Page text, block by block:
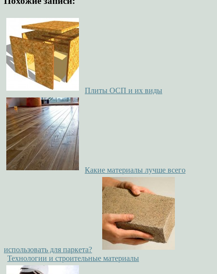
Плиты ОСП и их виды
Какие материалы лучше всего
использовать для паркета?
Технологии и строительные материалы